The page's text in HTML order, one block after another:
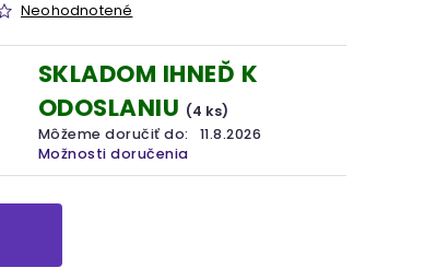
Neohodnotené
SKLADOM IHNEĎ K
ODOSLANIU (4 ks)
Môžeme doručiť do:
11.8.2026
Možnosti doručenia